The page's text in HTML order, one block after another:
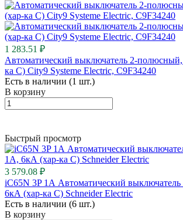
1 283.51 ₽
Автоматический выключатель 2-
ка C) City9 Systeme Electric, C9F34240
Есть в наличии (1 шт.)
В корзину
Быстрый просмотр
3 579.08 ₽
iC65N 3P 1А Автоматический
6кА (хар-ка C) Schneider Electric
Есть в наличии (6 шт.)
В корзину